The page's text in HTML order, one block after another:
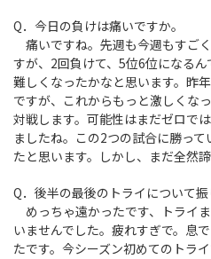
Q．今日の負けは痛いですか。
痛いですね。先週も今週もすご
すが、2回負けて、5位6位になる
難しくなったかなと思います。昨
ですが、これからもっと激しくな
対戦します。可能性はまだゼロで
ましたね。この2つの試合に勝っ
たと思います。しかし、まだ全然諦
Q．後半の最後のトライについて振
めっちゃ遠かったです、トライ
いませんでした。疲れすぎで。息
たです。今シーズン初めてのトライ